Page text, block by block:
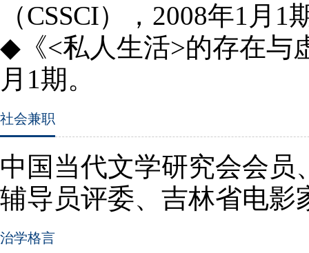
（CSSCI）， 2008年1 月 1
◆《<私人生活>的存在与
月 1期。
社会兼职
中国当代文学研究会会
辅导员评委、吉林省电影
治学格言